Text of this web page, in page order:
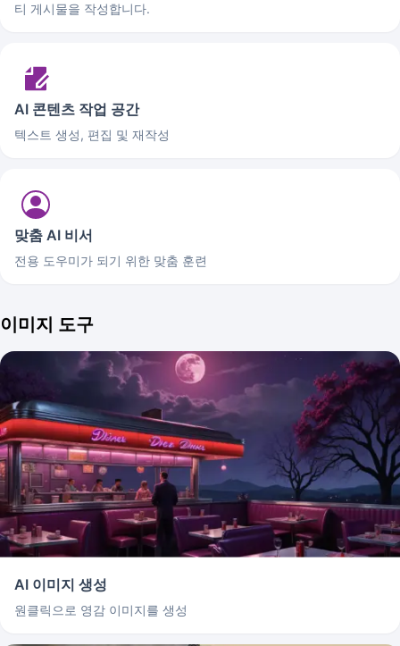
티 게시물을 작성합니다.
AI 콘텐츠 작업 공간
텍스트 생성, 편집 및 재작성
맞춤 AI 비서
전용 도우미가 되기 위한 맞춤 훈련
이미지 도구
AI 이미지 생성
원클릭으로 영감 이미지를 생성